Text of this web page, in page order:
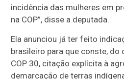
incidência das mulheres em
na COP”, disse a deputada.
Ela anunciou já ter feito
brasileiro para que conste, do
COP 30, citação explícita à
demarcação de terras